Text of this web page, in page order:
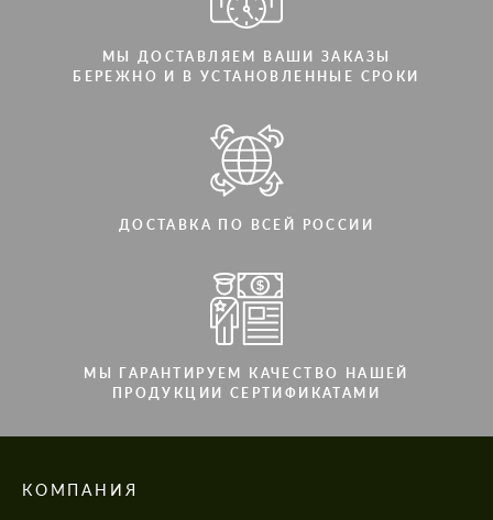
МЫ ДОСТАВЛЯЕМ ВАШИ ЗАКАЗЫ
БЕРЕЖНО И В УСТАНОВЛЕННЫЕ СРОКИ
ДОСТАВКА ПО ВСЕЙ РОССИИ
МЫ ГАРАНТИРУЕМ КАЧЕСТВО НАШЕЙ
ПРОДУКЦИИ СЕРТИФИКАТАМИ
КОМПАНИЯ